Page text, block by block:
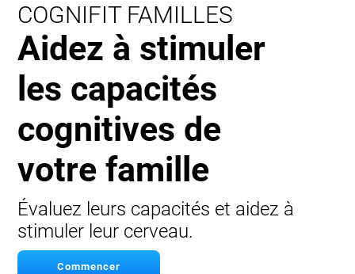
COGNIFIT FAMILLES
Aidez à stimuler
les capacités
cognitives de
votre famille
Évaluez leurs capacités et aidez à
stimuler leur cerveau.
Commencer